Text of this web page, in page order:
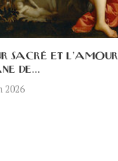
SACRÉ ET L’AMOUR
DE...
2026